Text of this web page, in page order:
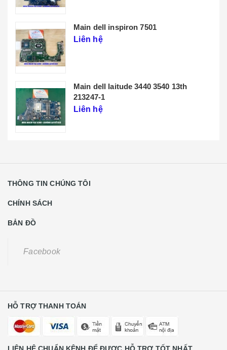
THÔNG TIN CHÚNG TÔI
CHÍNH SÁCH
HỖ TRỢ THANH TOÁN
0988584591
Số 22 Lương Thế Vinh - Phường Trung Văn - Quận Nam Từ